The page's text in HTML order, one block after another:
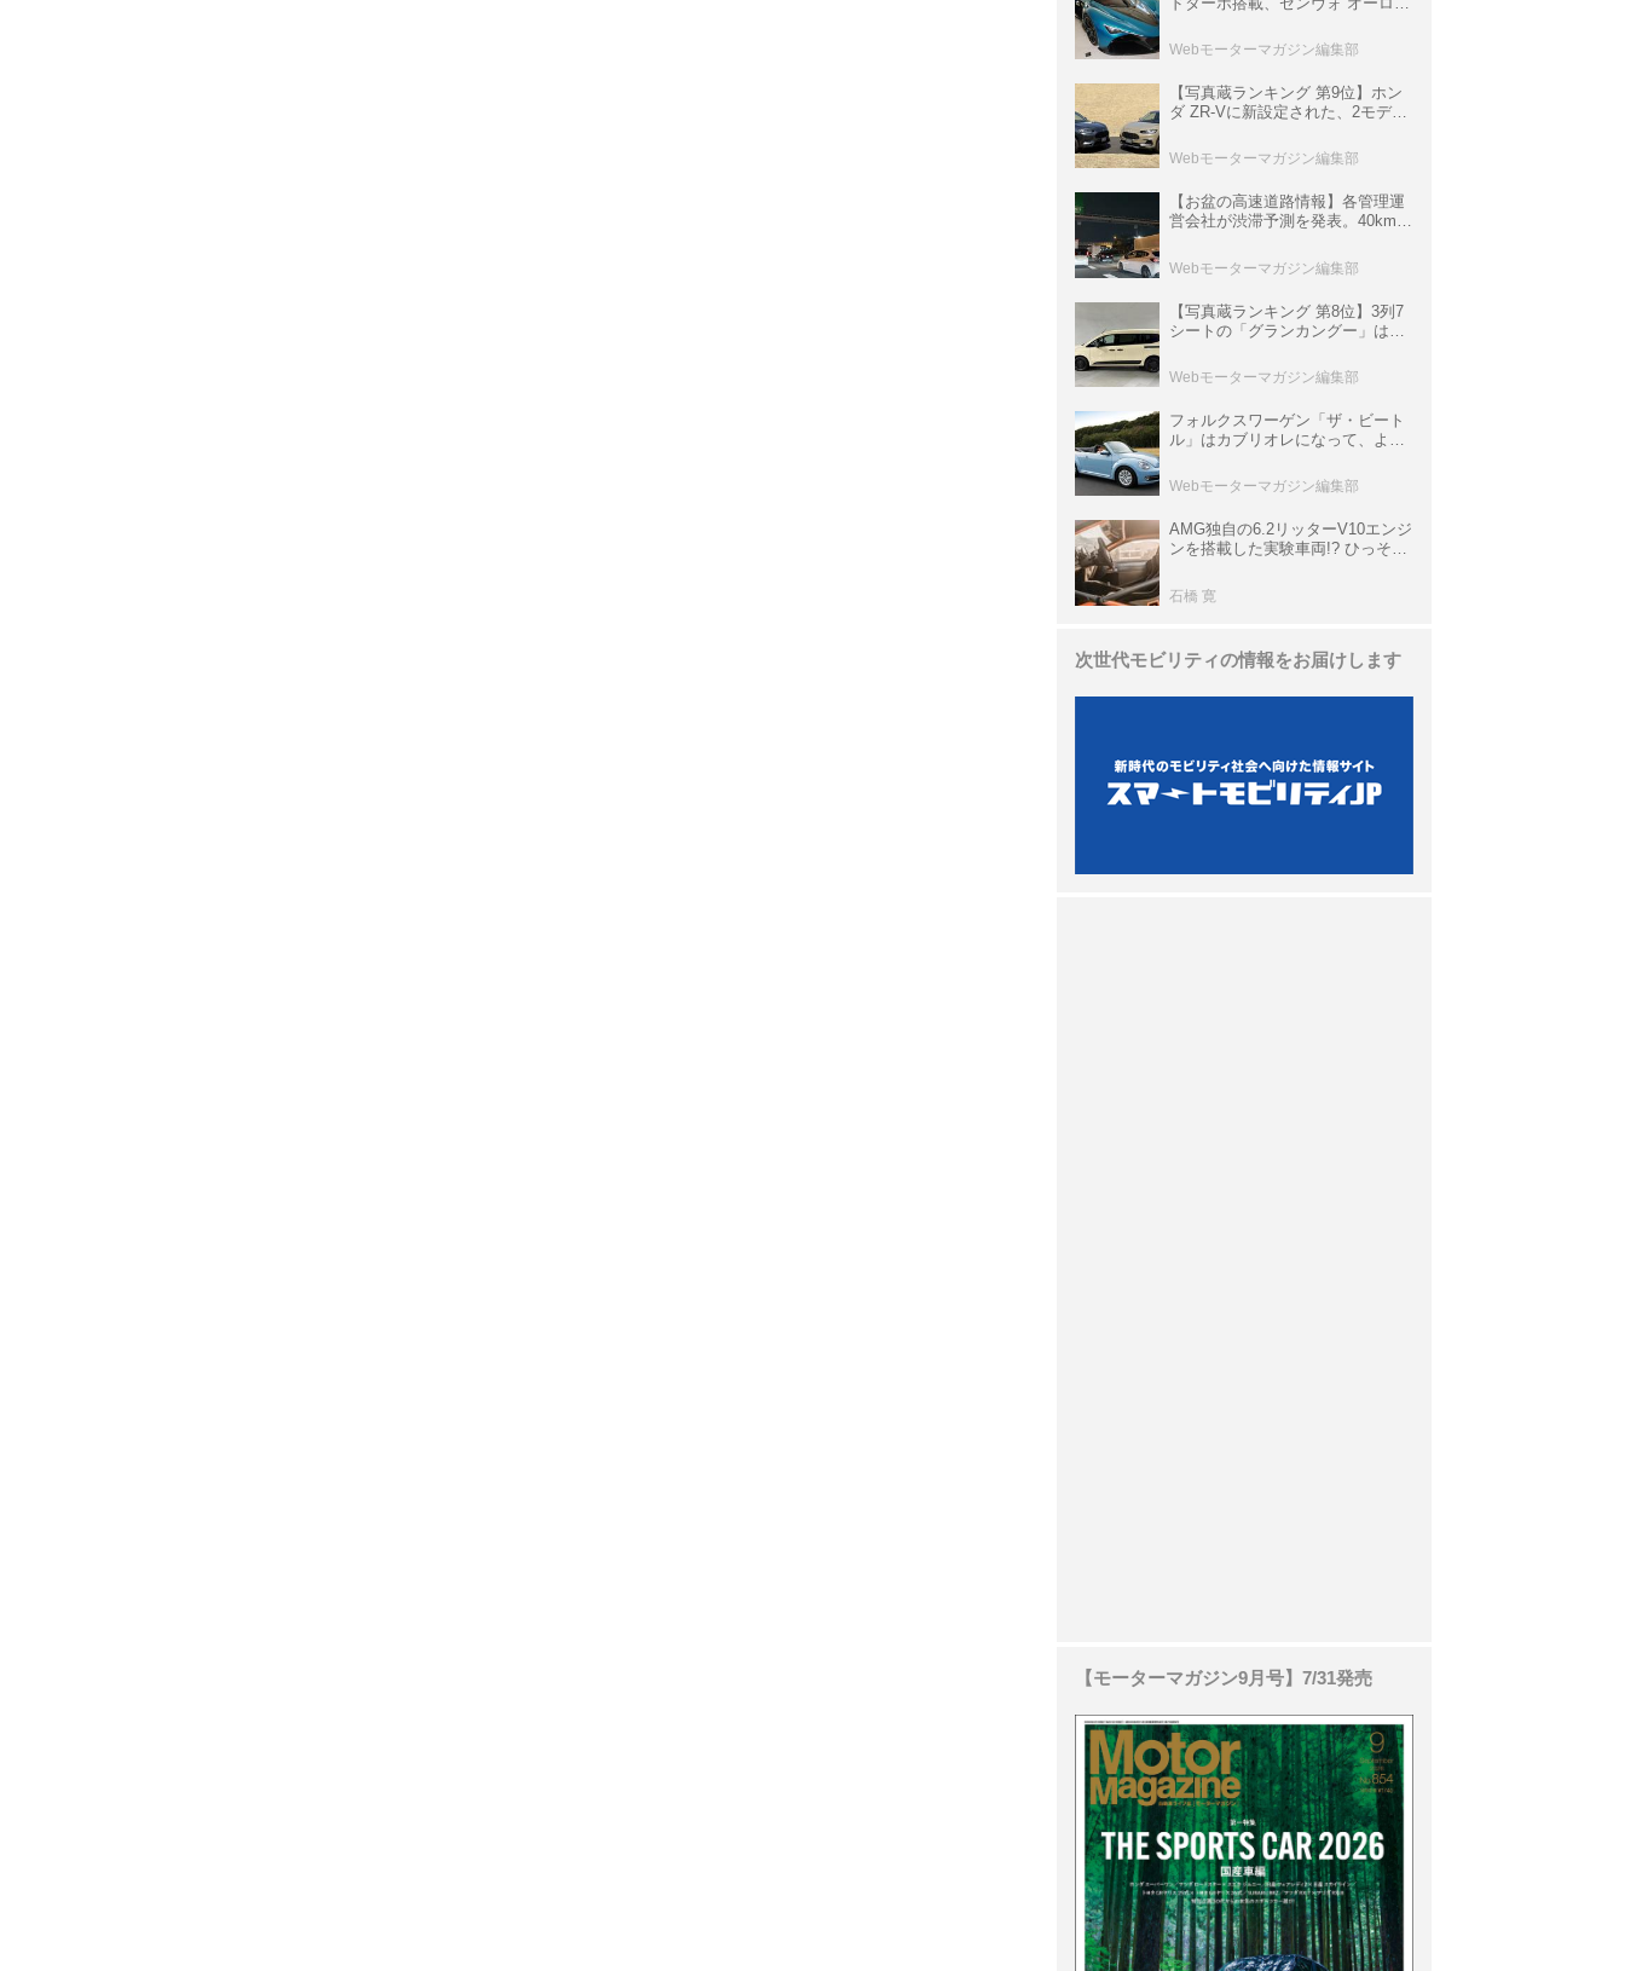
イパーカー【スーパーカークロニ
クル・完全版／116】
Webモーターマガジン編集部
【写真蔵ランキング 第9位】ホン
ダ ZR-Vに新設定された、2モデル
グ」と「ブラックスタイル」
Webモーターマガジン編集部
【お盆の高速道路情報】各管理運
営会社が渋滞予測を発表。40km以
数ある
Webモーターマガジン編集部
【写真蔵ランキング 第8位】3列7
シートの「グランカングー」は、
ア＆ブラックバンパーの組み合わ
せ
Webモーターマガジン編集部
フォルクスワーゲン「ザ・ビート
ル」はカブリオレになって、より
と昔の新車】
Webモーターマガジン編集部
AMG独自の6.2リッターV10エンジ
ンを搭載した実験車両!? ひっそり
P900 プロトタイプ」とは
石橋 寛
次世代モビリティの情報をお届けします
【モーターマガジン9月号】7/31発売